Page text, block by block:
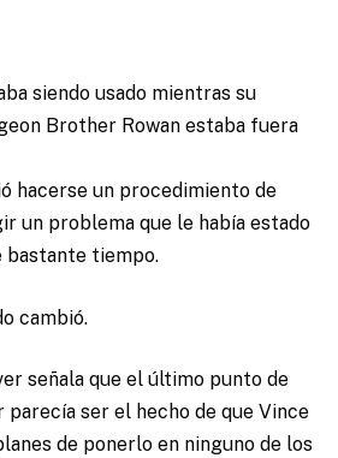
siendo usado mientras su
Brother Rowan estaba fuera
hacerse un procedimiento de
un problema que le había estado
bastante tiempo.
cambió.
señala que el último punto de
ser el hecho de que Vince
de ponerlo en ninguno de los